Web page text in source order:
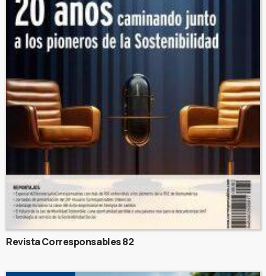
Revista Corresponsables 82